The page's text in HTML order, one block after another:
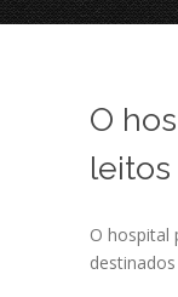
O
leitos
O hospital